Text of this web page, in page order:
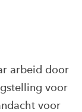
arbeid door
voor
voor